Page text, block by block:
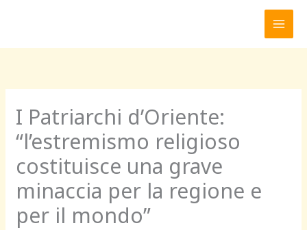
I Patriarchi d’Oriente:
“l’estremismo religioso
costituisce una grave
minaccia per la regione e
per il mondo”